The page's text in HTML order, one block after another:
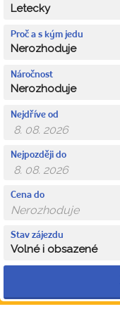
Letecky
Proč a s kým jedu
Nerozhoduje
Náročnost
Nerozhoduje
Nejdříve od
Nejpozději do
Cena do
Stav zájezdu
Volné i obsazené